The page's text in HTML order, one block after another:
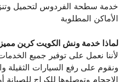
خدمة سطحة الفردوس لتحميل
الأماكن المطلوبة
لماذا خدمة ونش الكويت كرين
لأننا نعمل على توفير جميع
ونقوم على رفع السيارات الثقيلة
الاحجام وتوصلوها للكراج للصيانة